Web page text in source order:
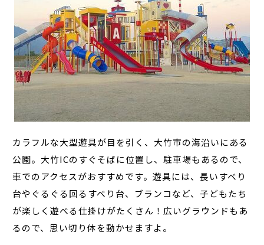
カラフルな大型遊具が目を引く、大竹市の海沿いにある
公園。大竹ICのすぐそばに位置し、駐車場もあるので、
車でのアクセスがおすすめです。遊具には、長いすべり
台やぐるぐる回るすべり台、ブランコなど、子どもたち
が楽しく遊べる仕掛けがたくさん！広いグラウンドもあ
るので、思い切り体を動かせますよ。